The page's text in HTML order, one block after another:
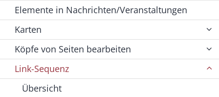
Elemente in Nachrichten/Veranstaltungen
Karten
Köpfe von Seiten bearbeiten
Link-Sequenz
Übersicht